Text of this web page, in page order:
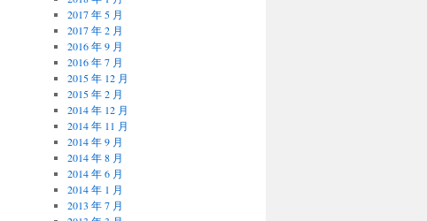
2017 年 5 月
2017 年 2 月
2016 年 9 月
2016 年 7 月
2015 年 12 月
2015 年 2 月
2014 年 12 月
2014 年 11 月
2014 年 9 月
2014 年 8 月
2014 年 6 月
2014 年 1 月
2013 年 7 月